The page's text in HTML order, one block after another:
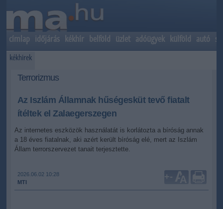
címlap időjárás kékhír belföld üzlet adóügyek külföld autó
kékhírek
Terrorizmus
Az Iszlám Államnak hűségesküt tevő fiatalt
ítéltek el Zalaegerszegen
Az internetes eszközök használatát is korlátozta a bíróság annak
a 18 éves fiatalnak, aki azért került bíróság elé, mert az Iszlám
Állam terrorszervezet tanait terjesztette.
2026.06.02 10:28
MTI
+-